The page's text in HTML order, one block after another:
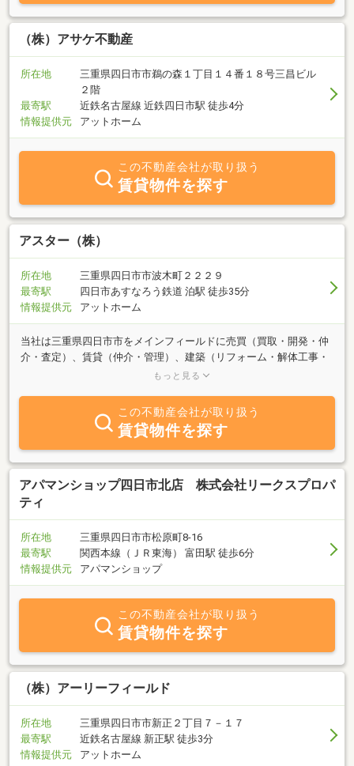
（株）アサケ不動産
所在地
三重県四日市市鵜の森１丁目１４番１８号三昌ビル
２階
最寄駅
近鉄名古屋線 近鉄四日市駅 徒歩4分
情報提供元
アットホーム
この不動産会社が取り扱う
賃貸物件を探す
アスター（株）
所在地
三重県四日市市波木町２２２９
最寄駅
四日市あすなろう鉄道 泊駅 徒歩35分
情報提供元
アットホーム
当社は三重県四日市市をメインフィールドに売買（買取・開発・仲
介・査定）、賃貸（仲介・管理）、建築（リフォーム・解体工事・
外構工事・住宅会社のご紹介）等の不動産業全般の業務を行ってお
を取り揃えております。豊富な情報力・迅速で真心込めたご対
応・・・常に地域に密着し、お客様の信頼に確かなノウハウでお伝
えいたします。あなたのライフスタイルにあった住まいを是非！
もっと見る
この不動産会社が取り扱う
賃貸物件を探す
アパマンショップ四日市北店 株式会社リークスプロパ
ティ
所在地
三重県四日市市松原町8-16
最寄駅
関西本線（ＪＲ東海） 富田駅 徒歩6分
情報提供元
アパマンショップ
この不動産会社が取り扱う
賃貸物件を探す
（株）アーリーフィールド
所在地
三重県四日市市新正２丁目７－１７
最寄駅
近鉄名古屋線 新正駅 徒歩3分
情報提供元
アットホーム